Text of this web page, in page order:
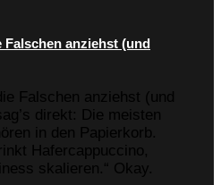
Falschen anziehst (und
Falschen anziehst (und
direkt: Die meisten
in den Papierkorb.
Hafercappuccino,
skalieren.“ Okay.